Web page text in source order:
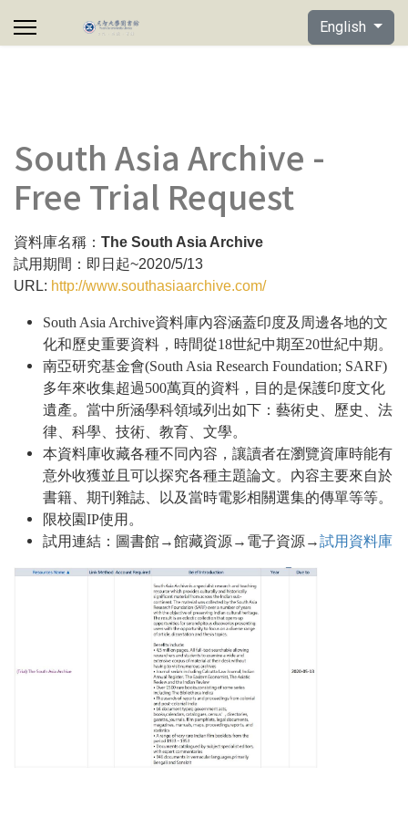
Select your
English
South Asia Archive -
Free Trial Request
資料庫名稱： The South Asia Archive
試用期間：即日起~2020/5/13
URL: http://www.southasiaarchive.com/
South Asia Archive資料庫內容涵蓋印度及周邊各地的文
化和歷史重要資料 ， 時間從18世紀中期至20世紀中期。
南亞研究基金會(South Asia Research Foundation; SARF)
多年來收集超過500萬頁的資料 ， 目的是保護印度文化
遺產。 當中所涵學科領域列出如下 ： 藝術史 歷史
法
律
科學 技術 教育 文學。
本資料庫收藏各種不同內容 ， 讓讀者在瀏覽資庫時能有
意外收獲並且可以探究各種主題論文。 內容主要來自於
書籍
期刊雜誌 以及當時電影相關選集的傳單等等。
限校園IP使用。
試用連結：圖書館→館藏資源→ 電子資源→試用資料庫